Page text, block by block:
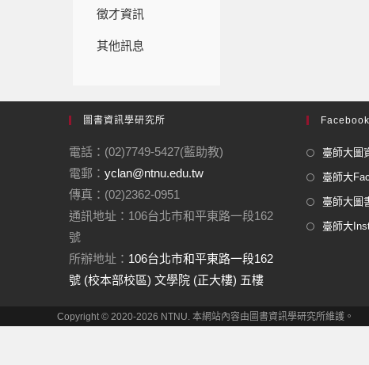
徵才資訊
其他訊息
圖書資訊學研究所
電話：(02)7749-5427(藍助教)
電郵： yclan@ntnu.edu.tw
傳真：(02)2362-0951
通訊地址：106台北市和平東路一段162
號
所辦地址： 106台北市和平東路一段162
號 (校本部校區) 文學院 (正大樓) 五樓
臺師大圖
臺師大
臺師大圖
臺師大
Copyright © 2020-2026 NTNU. 本網站內容由圖書資訊學研究所維護。